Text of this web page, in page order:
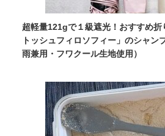
超軽量121gで１級遮光！おすすめ
トッシュフィロソフィー」のシャン
雨兼用・フワクール生地使用）